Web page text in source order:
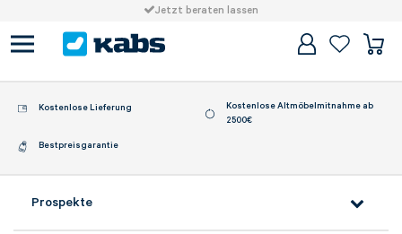
Jetzt beraten lassen
Kostenlose Lieferung
Kostenlose Altmöbelmitnahme ab
2500€
Bestpreisgarantie
Prospekte